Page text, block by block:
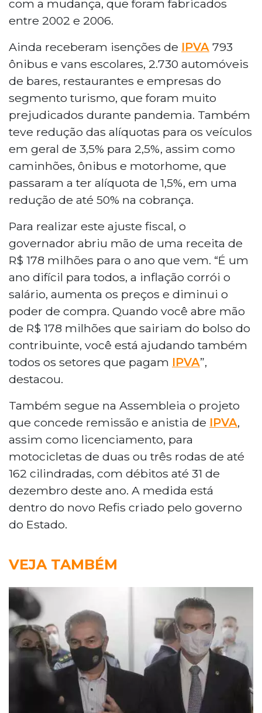
com a mudança, que foram fabricados
entre 2002 e 2006.
Ainda receberam isenções de IPVA 793
ônibus e vans escolares, 2.730 automóveis
de bares, restaurantes e empresas do
segmento turismo, que foram muito
prejudicados durante pandemia. Também
teve redução das alíquotas para os veículos
em geral de 3,5% para 2,5%, assim como
caminhões, ônibus e motorhome, que
passaram a ter alíquota de 1,5%, em uma
redução de até 50% na cobrança.
Para realizar este ajuste fiscal, o
governador abriu mão de uma receita de
R$ 178 milhões para o ano que vem. “É um
ano difícil para todos, a inflação corrói o
salário, aumenta os preços e diminui o
poder de compra. Quando você abre mão
de R$ 178 milhões que sairiam do bolso do
contribuinte, você está ajudando também
todos os setores que pagam IPVA”,
destacou.
Também segue na Assembleia o projeto
que concede remissão e anistia de IPVA,
assim como licenciamento, para
motocicletas de duas ou três rodas de até
162 cilindradas, com débitos até 31 de
dezembro deste ano. A medida está
dentro do novo Refis criado pelo governo
do Estado.
VEJA TAMBÉM